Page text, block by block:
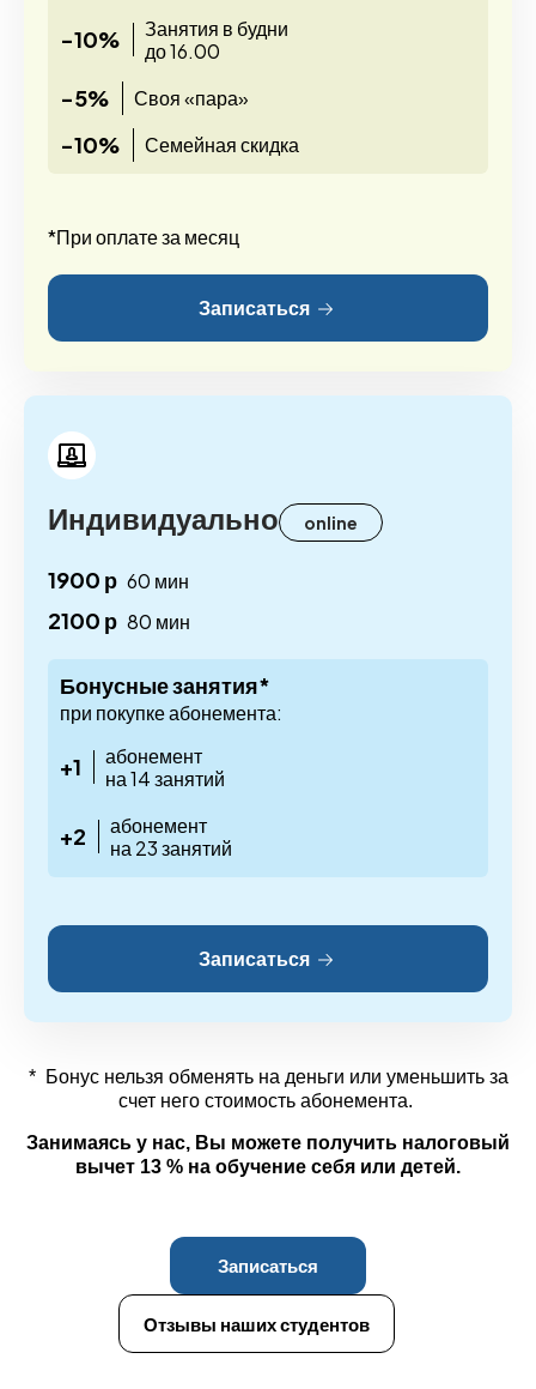
-10%
Занятия в будни
до 16.00
-5% Своя «пара»
-10% Семейная скидка
*При оплате за месяц
Записаться
Индивидуально online
1900 р 60 мин
2100 р 80 мин
Бонусные занятия*
при покупке абонемента:
+1
абонемент
на 14 занятий
+2
абонемент
на 23 занятий
Записаться
* Бонус нельзя обменять на деньги или уменьшить за
счет него стоимость абонемента.
Занимаясь у нас, Вы можете получить налоговый
вычет 13 % на обучение себя или детей.
Записаться
Отзывы наших студентов